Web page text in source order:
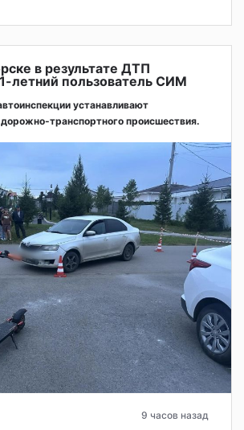
в результате ДТП
летний пользователь СИМ
устанавливают
дорожно-транспортного происшествия.
9 часов назад